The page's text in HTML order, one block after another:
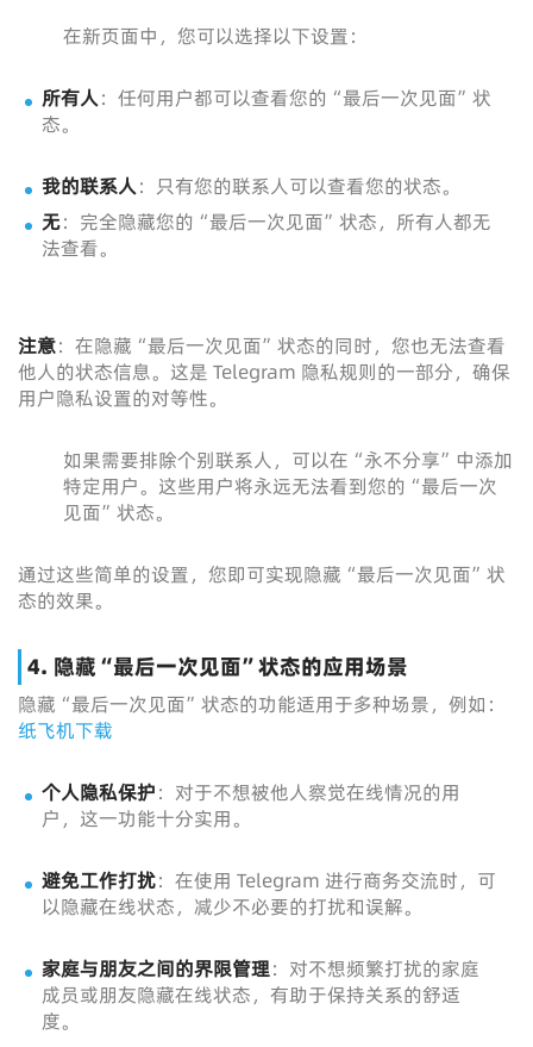
在新页面中，您可以选择以下设置：
所有人：任何用户都可以查看您的“最后一次见面”状
态。
我的联系人：只有您的联系人可以查看您的状态。
无：完全隐藏您的“最后一次见面”状态，所有人都无
法查看。
注意：在隐藏“最后一次见面”状态的同时，您也无法查看
他人的状态信息。这是 Telegram 隐私规则的一部分，确保
用户隐私设置的对等性。
如果需要排除个别联系人，可以在“永不分享”中添加
特定用户。这些用户将永远无法看到您的“最后一次
见面”状态。
通过这些简单的设置，您即可实现隐藏“最后一次见面”状
态的效果。
4. 隐藏“最后一次见面”状态的应用场景
隐藏“最后一次见面”状态的功能适用于多种场景，例如：
纸飞机下载
个人隐私保护：对于不想被他人察觉在线情况的用
户，这一功能十分实用。
避免工作打扰：在使用 Telegram 进行商务交流时，可
以隐藏在线状态，减少不必要的打扰和误解。
家庭与朋友之间的界限管理：对不想频繁打扰的家庭
成员或朋友隐藏在线状态，有助于保持关系的舒适
度。